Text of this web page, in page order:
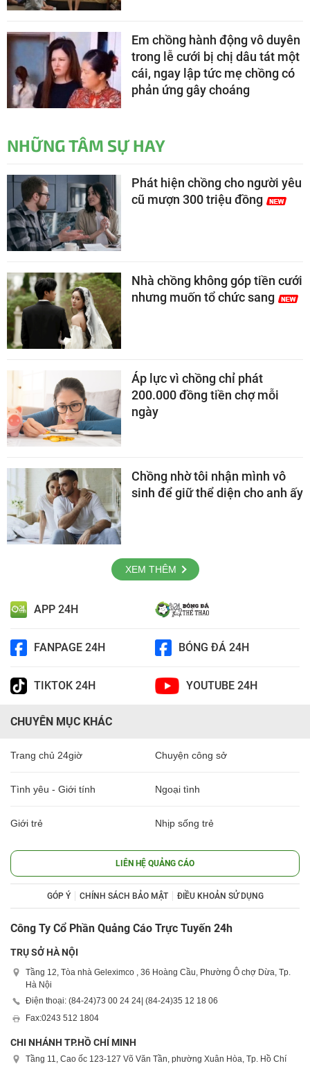
Em chồng hành động vô duyên
trong lễ cưới bị chị dâu tát một
cái, ngay lập tức mẹ chồng có
phản ứng gây choáng
NHỮNG TÂM SỰ HAY
Phát hiện chồng cho người yêu
cũ mượn 300 triệu đồng
Nhà chồng không góp tiền cưới
nhưng muốn tổ chức sang
Áp lực vì chồng chỉ phát
200.000 đồng tiền chợ mỗi
ngày
Chồng nhờ tôi nhận mình vô
sinh để giữ thể diện cho anh ấy
XEM THÊM
APP 24H
FANPAGE 24H BÓNG ĐÁ 24H
TIKTOK 24H YOUTUBE 24H
CHUYÊN MỤC KHÁC
Trang chủ 24giờ Chuyện công sở
Tình yêu - Giới tính Ngoại tình
Giới trẻ Nhịp sống trẻ
LIÊN HỆ QUẢNG CÁO
GÓP Ý CHÍNH SÁCH BẢO MẬT ĐIỀU KHOẢN SỬ DỤNG
Công Ty Cổ Phần Quảng Cáo Trực Tuyến 24h
TRỤ SỞ HÀ NỘI
Tầng 12, Tòa nhà Geleximco , 36 Hoàng Cầu, Phường Ô chợ Dừa, Tp.
Hà Nội
Điện thoại: (84-24)73 00 24 24| (84-24)35 12 18 06
Fax:0243 512 1804
CHI NHÁNH TP.HỒ CHÍ MINH
Tầng 11, Cao ốc 123-127 Võ Văn Tần, phường Xuân Hòa, Tp. Hồ Chí